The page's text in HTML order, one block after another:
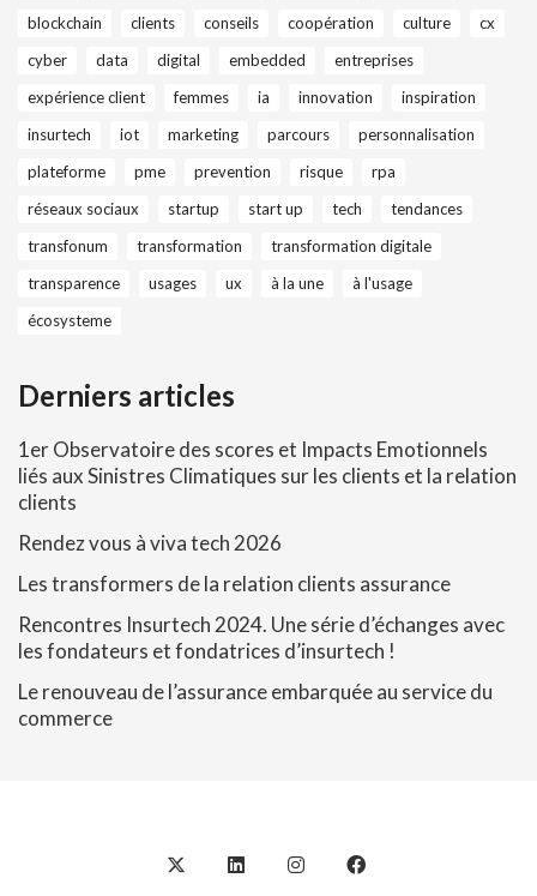
blockchain
clients conseils coopération culture
cx
cyber
data digital embedded
entreprises
expérience client
femmes ia innovation
inspiration
insurtech
iot marketing parcours
personnalisation
plateforme
pme prevention risque
rpa
réseaux sociaux
startup start up tech
tendances
transfonum
transformation
transformation digitale
transparence
usages ux à la une
à l'usage
écosysteme
Derniers articles
1er Observatoire des scores et Impacts Emotionnels
liés aux Sinistres Climatiques sur les clients et la relation
clients
Rendez vous à viva tech 2026
Les transformers de la relation clients assurance
Rencontres Insurtech 2024. Une série d’échanges avec
les fondateurs et fondatrices d’insurtech !
Le renouveau de l’assurance embarquée au service du
commerce